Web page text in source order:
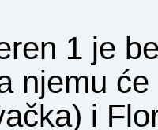
1 je
njemu
i